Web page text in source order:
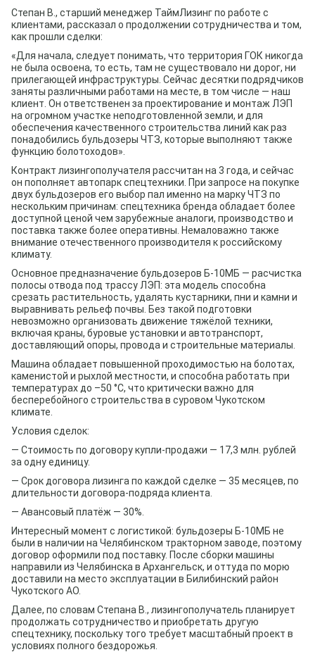
Степан В., старший менеджер ТаймЛизинг по работе с
клиентами, рассказал о продолжении сотрудничества и том,
как прошли сделки:
«Для начала, следует понимать, что территория ГОК никогда
не была освоена, то есть, там не существовало ни дорог, ни
прилегающей инфраструктуры. Сейчас десятки подрядчиков
заняты различными работами на месте, в том числе — наш
клиент. Он ответственен за проектирование и монтаж ЛЭП
на огромном участке неподготовленной земли, и для
обеспечения качественного строительства линий как раз
понадобились бульдозеры ЧТЗ, которые выполняют также
функцию болотоходов».
Контракт лизингополучателя рассчитан на 3 года, и сейчас
он пополняет автопарк спецтехники. При запросе на покупке
двух бульдозеров его выбор пал именно на марку ЧТЗ по
нескольким причинам: спецтехника бренда обладает более
доступной ценой чем зарубежные аналоги, производство и
поставка также более оперативны. Немаловажно также
внимание отечественного производителя к российскому
климату.
Основное предназначение бульдозеров Б-10МБ — расчистка
полосы отвода под трассу ЛЭП: эта модель способна
срезать растительность, удалять кустарники, пни и камни и
выравнивать рельеф почвы. Без такой подготовки
невозможно организовать движение тяжёлой техники,
включая краны, буровые установки и автотранспорт,
доставляющий опоры, провода и строительные материалы.
Машина обладает повышенной проходимостью на болотах,
каменистой и рыхлой местности, и способна работать при
температурах до –50 °C, что критически важно для
бесперебойного строительства в суровом Чукотском
климате.
Условия сделок:
— Стоимость по договору купли-продажи — 17,3 млн. рублей
за одну единицу.
— Срок договора лизинга по каждой сделке — 35 месяцев, по
длительности договора-подряда клиента.
— Авансовый платёж — 30%.
Интересный момент с логистикой: бульдозеры Б-10МБ не
были в наличии на Челябинском тракторном заводе, поэтому
договор оформили под поставку. После сборки машины
направили из Челябинска в Архангельск, и оттуда по морю
доставили на место эксплуатации в Билибинский район
Чукотского АО.
Далее, по словам Степана В., лизингополучатель планирует
продолжать сотрудничество и приобретать другую
спецтехнику, поскольку того требует масштабный проект в
условиях полного бездорожья.